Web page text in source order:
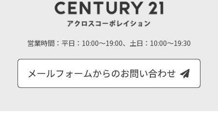
営業時間： 平日：10:00～19:00、土日：10:00～19:30